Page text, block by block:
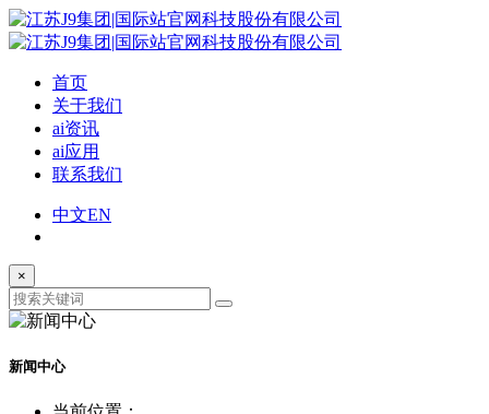
首页
关于我们
ai资讯
ai应用
联系我们
中文EN
×
新闻中心